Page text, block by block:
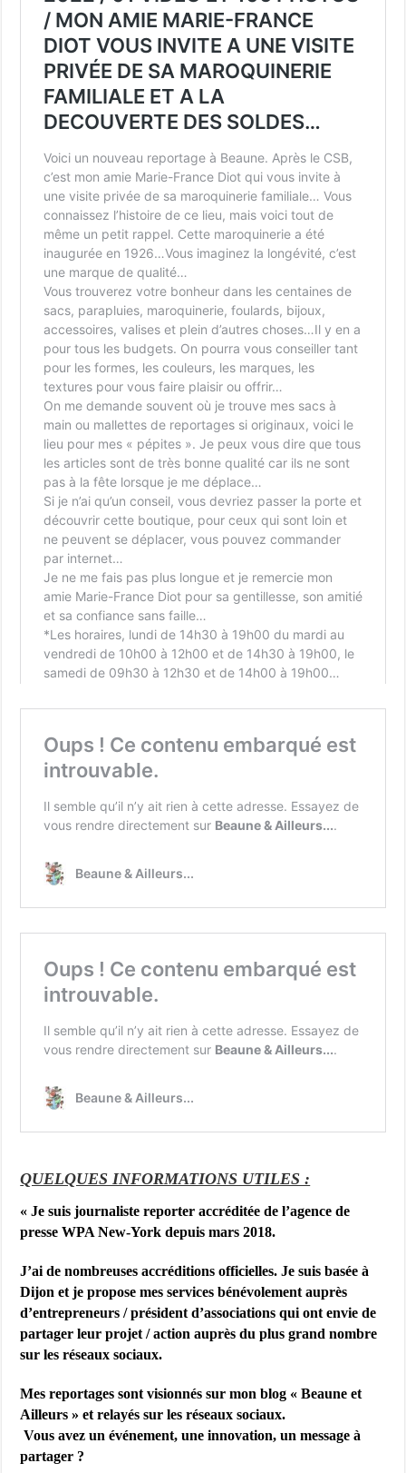
QUELQUES INFORMATIONS UTILES :
« Je suis journaliste reporter accréditée de l’agence de
presse WPA New-York depuis mars 2018.
J’ai de nombreuses accréditions officielles. Je suis basée à
Dijon et je propose mes services bénévolement auprès
d’entrepreneurs / président d’associations qui ont envie de
partager leur projet / action auprès du plus grand nombre
sur les réseaux sociaux.
Mes reportages sont visionnés sur mon blog « Beaune et
Ailleurs » et relayés sur les réseaux sociaux.
Vous avez un événement, une innovation, un message à
partager ?